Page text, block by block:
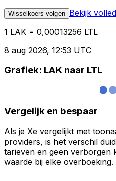
Wisselkoers volgen Bekijk
1 LAK = 0,00013256 LTL
8 aug 2026, 12:53 UTC
Grafiek: LAK naar LTL
Vergelijk en bespaar
Als je Xe vergelijkt met
providers, is het verschil
tarieven en geen verborgen
waarde bij elke overboeking.